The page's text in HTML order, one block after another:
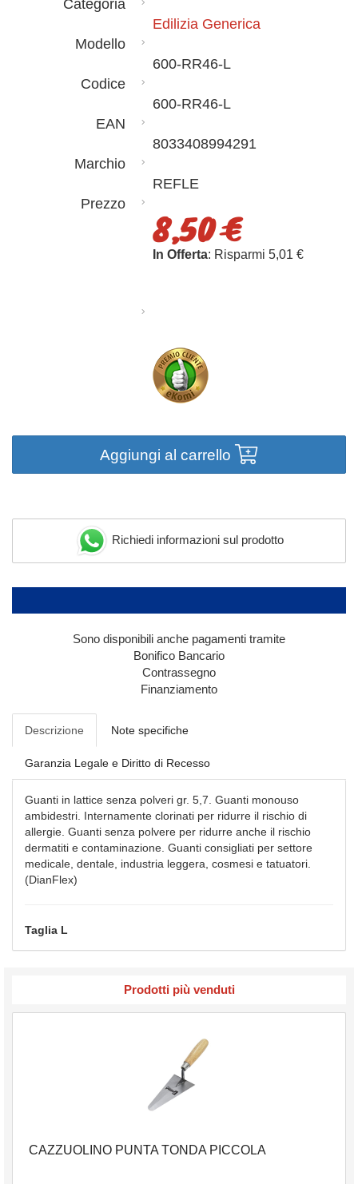
Categoria
Edilizia Generica
Modello
600-RR46-L
Codice
600-RR46-L
EAN
8033408994291
Marchio
REFLE
Prezzo
8,50 €
In Offerta: Risparmi 5,01 €
Aggiungi al carrello
Richiedi informazioni sul prodotto
Sono disponibili anche pagamenti tramite
Bonifico Bancario
Contrassegno
Finanziamento
Descrizione Note specifiche
Garanzia Legale e Diritto di Recesso
Guanti in lattice senza polveri gr. 5,7. Guanti monouso
ambidestri. Internamente clorinati per ridurre il rischio di
allergie. Guanti senza polvere per ridurre anche il rischio
dermatiti e contaminazione. Guanti consigliati per settore
medicale, dentale, industria leggera, cosmesi e tatuatori.
(DianFlex)
Taglia L
Prodotti più venduti
CAZZUOLINO PUNTA TONDA PICCOLA